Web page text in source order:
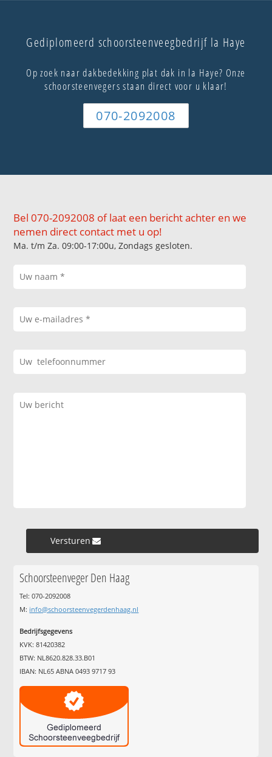
Gediplomeerd schoorsteenveegbedrijf la Haye
Op zoek naar dakbedekking plat dak in la Haye? Onze
schoorsteenvegers staan direct voor u klaar!
070-2092008
Bel 070-2092008 of laat een bericht achter en we
nemen direct contact met u op!
Ma. t/m Za. 09:00-17:00u, Zondags gesloten.
Versturen »
Schoorsteenveger Den Haag
Tel: 070-2092008
M: info@schoorsteenvegerdenhaag.nl
Bedrijfsgegevens
KVK: 81420382
BTW: NL8620.828.33.B01
IBAN: NL65 ABNA 0493 9717 93